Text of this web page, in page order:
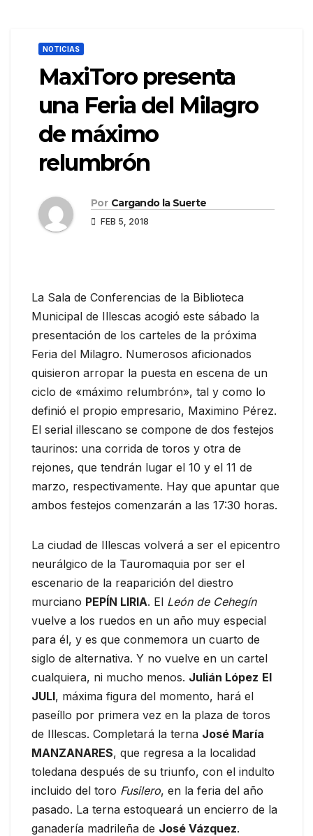
NOTICIAS
MaxiToro presenta
una Feria del Milagro
de máximo
relumbrón
Por Cargando la Suerte
FEB 5, 2018
La Sala de Conferencias de la Biblioteca
Municipal de Illescas acogió este sábado la
presentación de los carteles de la próxima
Feria del Milagro. Numerosos aficionados
quisieron arropar la puesta en escena de un
ciclo de «máximo relumbrón», tal y como lo
definió el propio empresario, Maximino Pérez.
El serial illescano se compone de dos festejos
taurinos: una corrida de toros y otra de
rejones, que tendrán lugar el 10 y el 11 de
marzo, respectivamente. Hay que apuntar que
ambos festejos comenzarán a las 17:30 horas.
La ciudad de Illescas volverá a ser el epicentro
neurálgico de la Tauromaquia por ser el
escenario de la reaparición del diestro
murciano PEPÍN LIRIA. El León de Cehegín
vuelve a los ruedos en un año muy especial
para él, y es que conmemora un cuarto de
siglo de alternativa. Y no vuelve en un cartel
cualquiera, ni mucho menos. Julián López El
JULI, máxima figura del momento, hará el
paseíllo por primera vez en la plaza de toros
de Illescas. Completará la terna José María
MANZANARES, que regresa a la localidad
toledana después de su triunfo, con el indulto
incluido del toro Fusilero, en la feria del año
pasado. La terna estoqueará un encierro de la
ganadería madrileña de José Vázquez.